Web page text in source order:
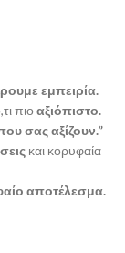
εμπειρία.
πιο αξιόπιστο.
σας αξίζουν.”
και κορυφαία
αποτέλεσμα.